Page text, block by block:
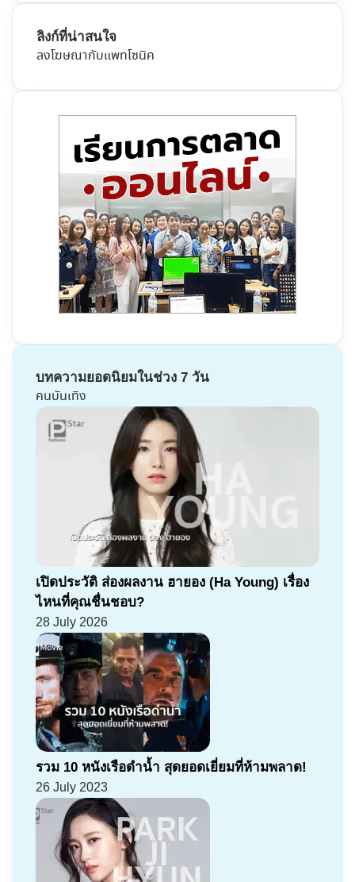
ลิงก์ที่น่าสนใจ
ลงโฆษณากับแพทโซนิค
บทความยอดนิยมในช่วง 7 วัน
คนบันเทิง
เปิดประวัติ ส่องผลงาน ฮายอง (Ha Young) เรื่อง
ไหนที่คุณชื่นชอบ?
28 July 2026
รวม 10 หนังเรือดำน้ำ สุดยอดเยี่ยมที่ห้ามพลาด!
26 July 2023